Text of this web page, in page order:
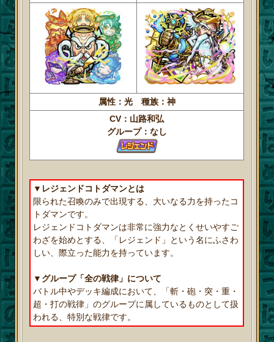
属性：光 種族：神
CV：山路和弘
グループ：なし
▼レジェンドコトダマンとは
限られた召喚のみで出現する、大いなる力を持ったコ
トダマンです。
レジェンドコトダマンは非常に強力なとくせいやすご
わざを始めとする、「レジェンド」という名にふさわ
しい、際立った能力を持っています。
▼グループ「全の戦律」について
バトル中やデッキ編成において、「斬・砲・突・重・
超・打の戦律」のグループに属しているものとして扱
われる、特別な戦律です。